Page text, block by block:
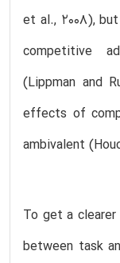
et al., 2008),
competitive
(Lippman and
effects of
ambivalent
To get a clearer
between task